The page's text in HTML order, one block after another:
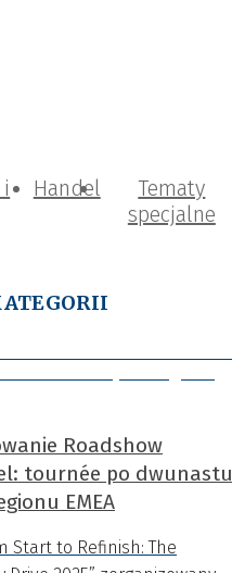
i
Handel
Tematy
specjalne
Roadshow
tournée po dwunastu
EMEA
Start to Refinish: The